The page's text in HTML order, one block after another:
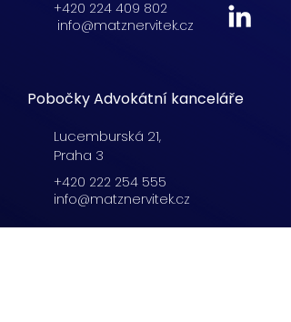
+420 224 409 802
info@matznervitek.cz
Pobočky Advokátní kanceláře
Lucemburská 21,
Praha 3
+420 222 254 555
info@matznervitek.cz